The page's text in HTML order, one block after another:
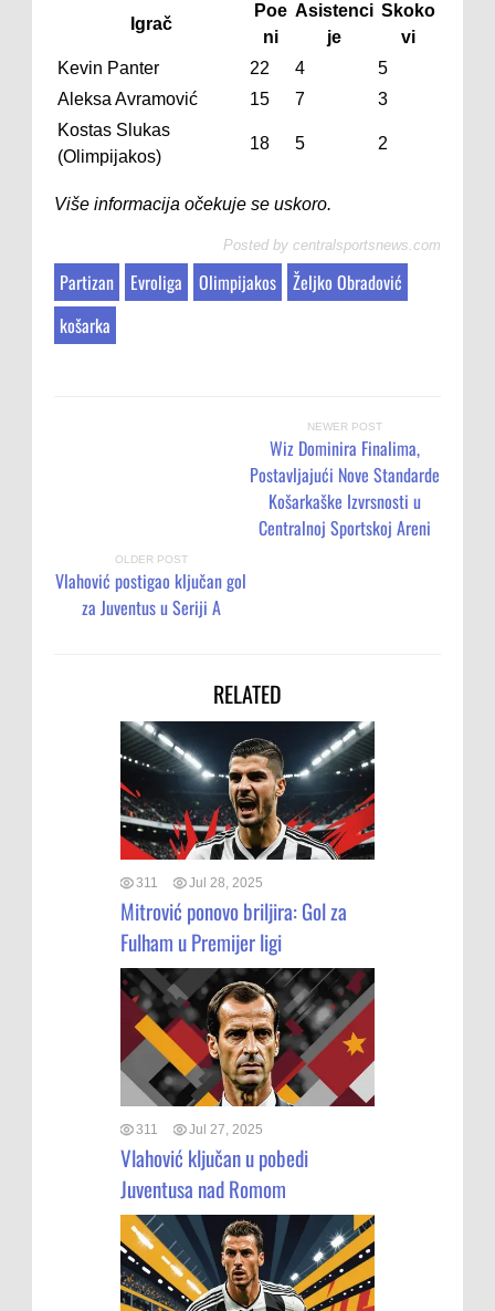
Igrač
Poe
ni
Asistenci
je
Skoko
vi
Kevin Panter
22 4
5
Aleksa Avramović
15 7
3
Kostas Slukas
(Olimpijakos)
18 5 2
Više informacija očekuje se uskoro.
Posted by centralsportsnews.com
Partizan Evroliga Olimpijakos
Željko Obradović
košarka
NEWER POST
Wiz Dominira Finalima,
Postavljajući Nove Standarde
Košarkaške Izvrsnosti u
Centralnoj Sportskoj Areni
OLDER POST
Vlahović postigao ključan gol
za Juventus u Seriji A
RELATED
311 Jul 28, 2025
Mitrović ponovo briljira: Gol za
Fulham u Premijer ligi
311 Jul 27, 2025
Vlahović ključan u pobedi
Juventusa nad Romom